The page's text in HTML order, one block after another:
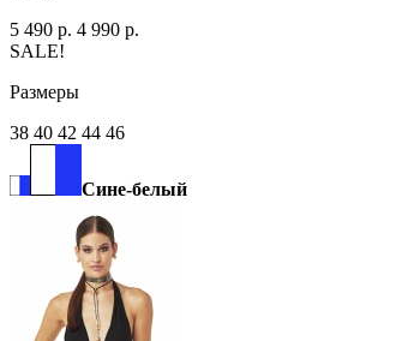
5 490 р. 4 990 р.
SALE!
Размеры
38 40 42 44 46
Сине-белый